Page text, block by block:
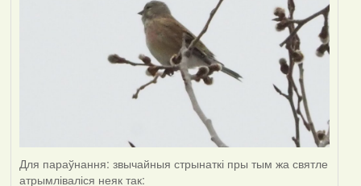
Для параўнання: звычайныя стрынаткі пры тым жа святле
атрымліваліся неяк так: